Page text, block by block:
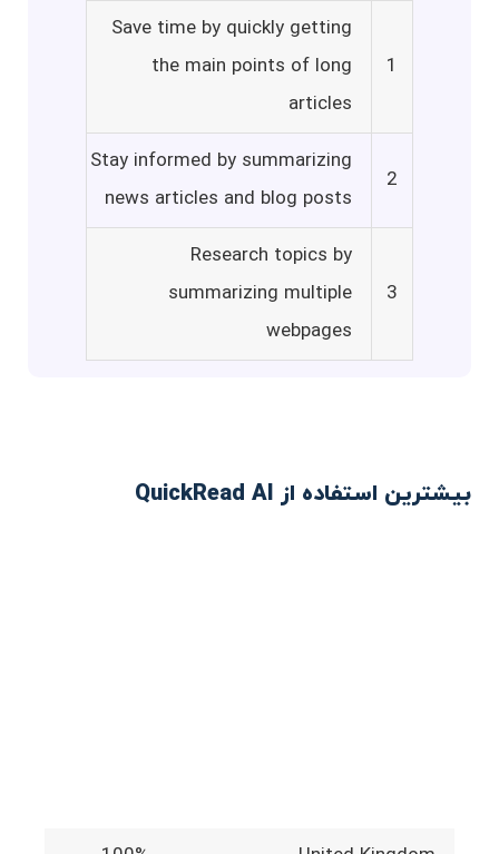
1
Save time by quickly getting
the main points of long
articles
2
Stay informed by summarizing
news articles and blog posts
3
Research topics by
summarizing multiple
webpages
بیشترین استفاده از QuickRead AI